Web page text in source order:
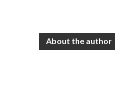
About the author